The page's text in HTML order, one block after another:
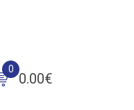
0.00€
0